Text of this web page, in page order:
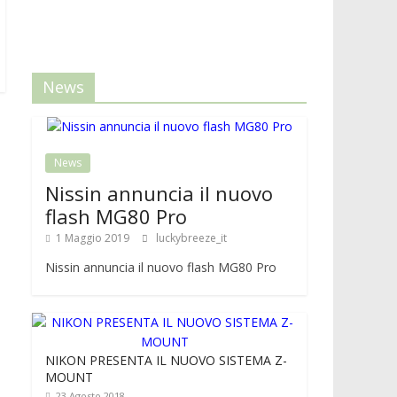
News
News
Nissin annuncia il nuovo
flash MG80 Pro
1 Maggio 2019 luckybreeze_it
Nissin annuncia il nuovo flash MG80 Pro
NIKON PRESENTA IL NUOVO SISTEMA Z-
MOUNT